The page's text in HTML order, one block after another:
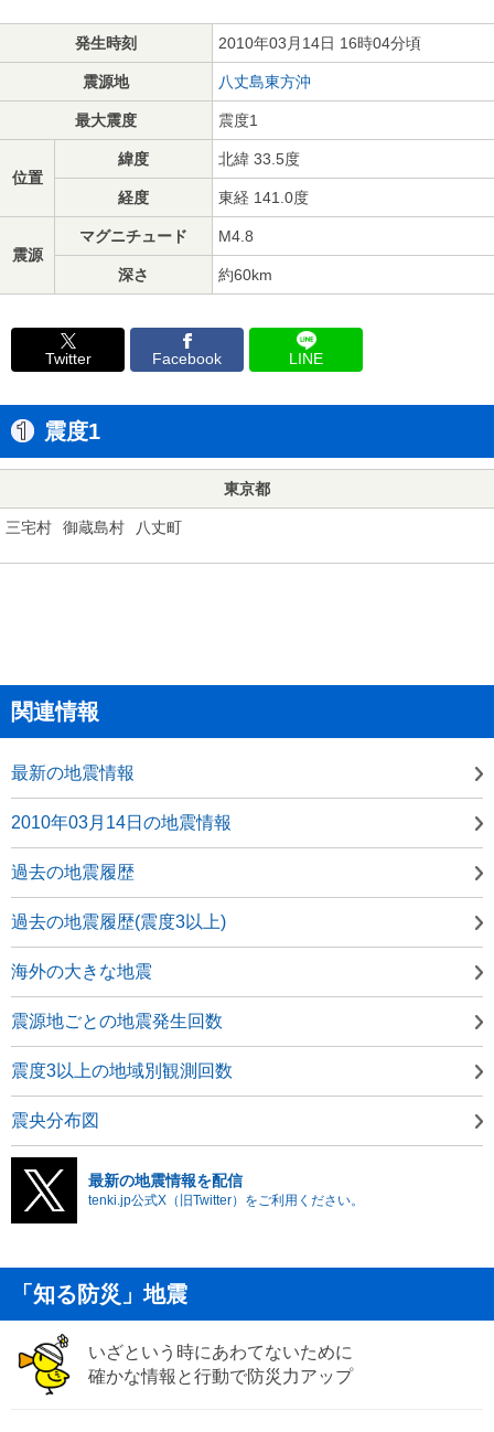
発生時刻 2010年03月14日 16時04分頃
震源地 八丈島東方沖
最大震度 震度1
位置
緯度 北緯 33.5度
経度 東経 141.0度
震源
マグニチュード M4.8
深さ 約60km
Twitter Facebook LINE
震度1
東京都
三宅村 御蔵島村 八丈町
関連情報
最新の地震情報
2010年03月14日の地震情報
過去の地震履歴
過去の地震履歴(震度3以上)
海外の大きな地震
震源地ごとの地震発生回数
震度3以上の地域別観測回数
震央分布図
最新の地震情報を配信
tenki.jp公式X（旧Twitter）をご利用ください。
「知る防災」地震
いざという時にあわてないために
確かな情報と行動で防災力アップ